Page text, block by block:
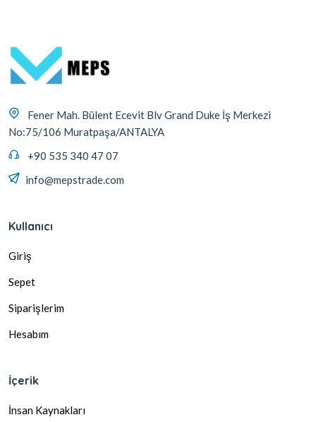
Fener Mah. Bülent Ecevit Blv Grand Duke İş Merkezi
No:75/106 Muratpaşa/ANTALYA
+90 535 340 47 07
info@mepstrade.com
Kullanıcı
Giriş
Sepet
Siparişlerim
Hesabım
İçerik
İnsan Kaynakları